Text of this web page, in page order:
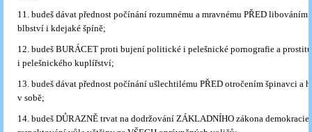
11. budeš dávat přednost počínání rozumnému a mravnému PŘED libováním
blbství i kdejaké špíně;
12. budeš BURÁCET proti bujení politické i pelešnické pornografie a
i pelešnického kuplířství;
13. budeš dávat přednost počínání ušlechtilému PŘED otročením špinavci a
v sobě;
14. budeš DŮRAZNĚ trvat na dodržování ZÁKLADNÍHO zákona